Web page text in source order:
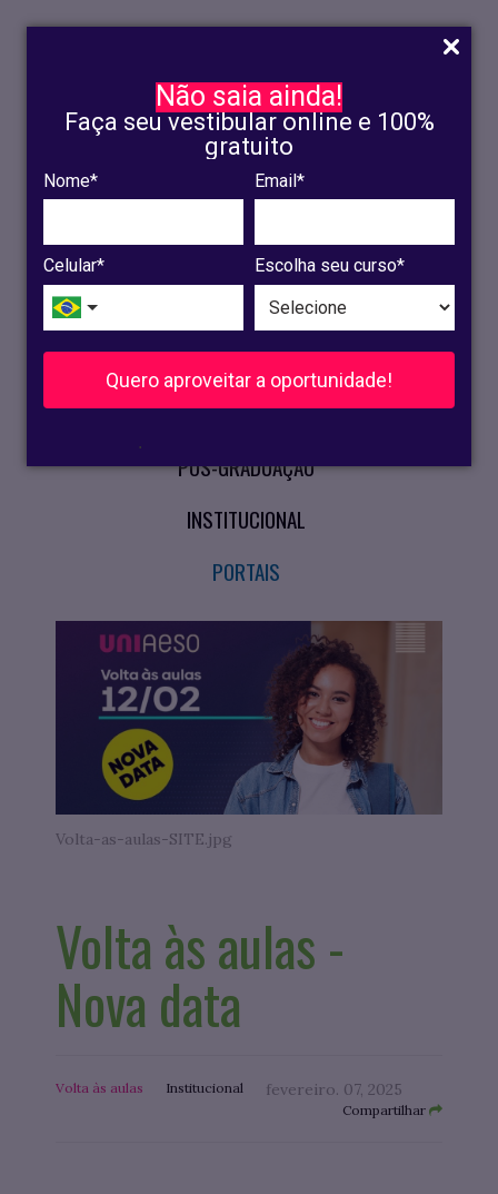
Não saia ainda!
Faça seu vestibular online e 100%
gratuito
Nome* Email*
Celular* Escolha seu curso*
Quero aproveitar a oportunidade!
.
INSCRIÇÃO
OLINDA
RECIFE
VESTIBULAR
CURSOS PRESENCIAIS
PÓS-GRADUAÇÃO
INSTITUCIONAL
PORTAIS
Volta-as-aulas-SITE.jpg
Volta às aulas -
Nova data
Volta às aulas Institucional fevereiro. 07, 2025
Compartilhar